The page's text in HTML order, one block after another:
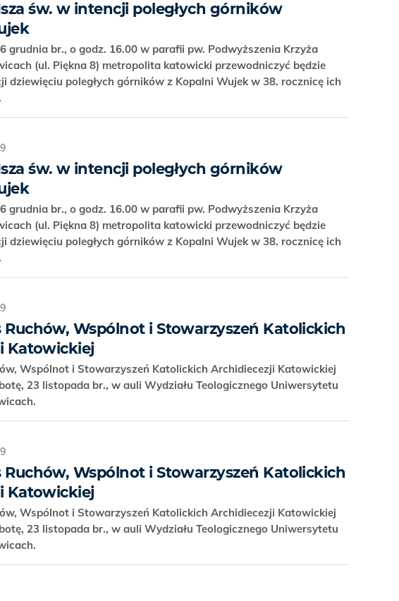
św. w intencji poległych górników
grudnia br., o godz. 16.00 w parafii pw. Podwyższenia Krzyża
(ul. Piękna 8) metropolita katowicki przewodniczyć będzie
dziewięciu poległych górników z Kopalni Wujek w 38. rocznicę ich
św. w intencji poległych górników
grudnia br., o godz. 16.00 w parafii pw. Podwyższenia Krzyża
(ul. Piękna 8) metropolita katowicki przewodniczyć będzie
dziewięciu poległych górników z Kopalni Wujek w 38. rocznicę ich
Ruchów, Wspólnot i Stowarzyszeń Katolickich
Katowickiej
Wspólnot i Stowarzyszeń Katolickich Archidiecezji Katowickiej
23 listopada br., w auli Wydziału Teologicznego Uniwersytetu
Ruchów, Wspólnot i Stowarzyszeń Katolickich
Katowickiej
Wspólnot i Stowarzyszeń Katolickich Archidiecezji Katowickiej
23 listopada br., w auli Wydziału Teologicznego Uniwersytetu